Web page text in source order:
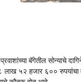
बॅगेतील सोन्याचे
५२ हजार ६०० रुपयांचा